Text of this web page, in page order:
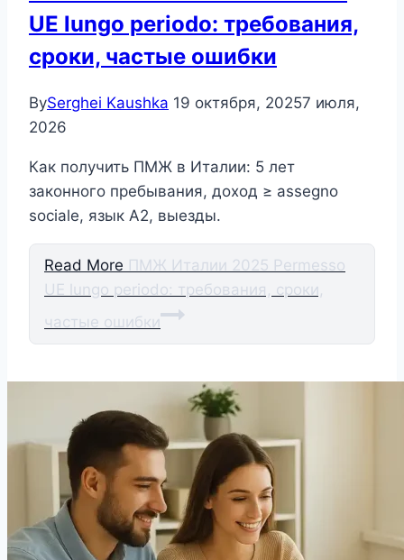
UE lungo periodo: требования,
сроки, частые ошибки
BySerghei Kaushka 19 октября, 20257 июля,
2026
Как получить ПМЖ в Италии: 5 лет
законного пребывания, доход ≥ assegno
sociale, язык A2, выезды.
Read More ПМЖ Италии 2025 Permesso
UE lungo periodo: требования, сроки,
частые ошибки